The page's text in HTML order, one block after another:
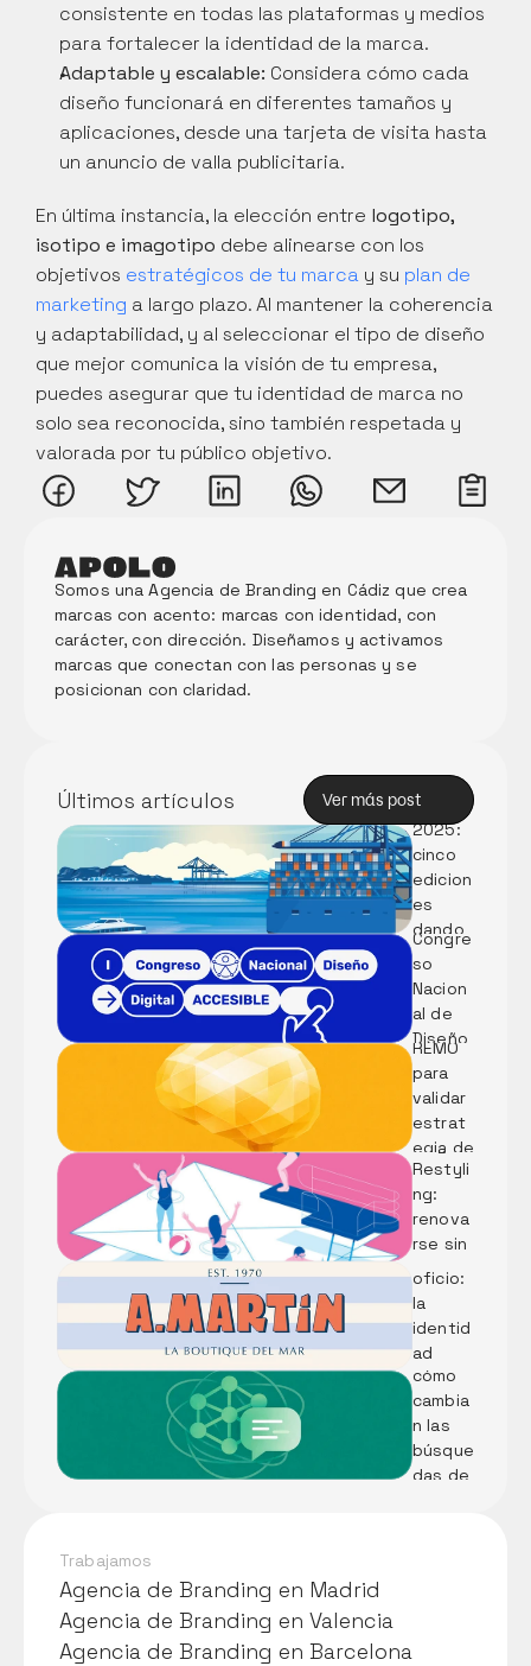
Somos una Agencia de Branding en Cádiz que crea
marcas con acento: marcas con identidad, con
carácter, con dirección. Diseñamos y activamos
marcas que conectan con las personas y se
posicionan con claridad.
consistente en todas las plataformas y medios
para fortalecer la identidad de la marca.
Adaptable y escalable: Considera cómo cada
diseño funcionará en diferentes tamaños y
aplicaciones, desde una tarjeta de visita hasta
un anuncio de valla publicitaria.
En última instancia, la elección entre logotipo,
isotipo e imagotipo debe alinearse con los
objetivos estratégicos de tu marca y su plan de
marketing a largo plazo. Al mantener la coherencia
y adaptabilidad, y al seleccionar el tipo de diseño
que mejor comunica la visión de tu empresa,
puedes asegurar que tu identidad de marca no
solo sea reconocida, sino también respetada y
valorada por tu público objetivo.
Últimos artículos
Ver más post
Ver más post
Innova
ción
2025:
cinco
edicion
es
dando
forma
al
futuro
del
puerto
Partici
pamos
en el I
Congre
so
Nacion
al de
Diseño
Accesi
Métod
o
REMO
para
validar
estrat
egia de
marca
con IA
Rebran
ding vs
Restyli
ng:
renova
rse sin
perder
el alma
Diseñar
identid
ad
desde
el
oficio:
la
identid
ad
visual
de
Pescad
ería A.
Martín
LLMs:
Qué
son y
cómo
cambia
n las
búsque
das de
Trabajamos
Agencia de Branding en Madrid
Agencia de Branding en Madrid
Agencia de Branding en Valencia
Agencia de Branding en Valencia
Agencia de Branding en Barcelona